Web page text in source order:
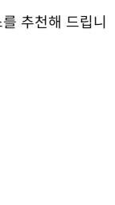
추천해 드립니